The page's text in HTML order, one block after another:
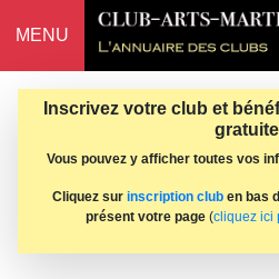
MENU
Inscrivez votre club et
Vous pouvez y afficher toutes vos
Cliquez sur inscription club en bas
présent votre page (cliquez ici